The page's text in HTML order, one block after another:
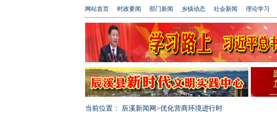
网站首页 时政要闻 部门新闻 乡镇动态 社会新闻 理论学习
当前位置： 辰溪新闻网 >优化营商环境进行时